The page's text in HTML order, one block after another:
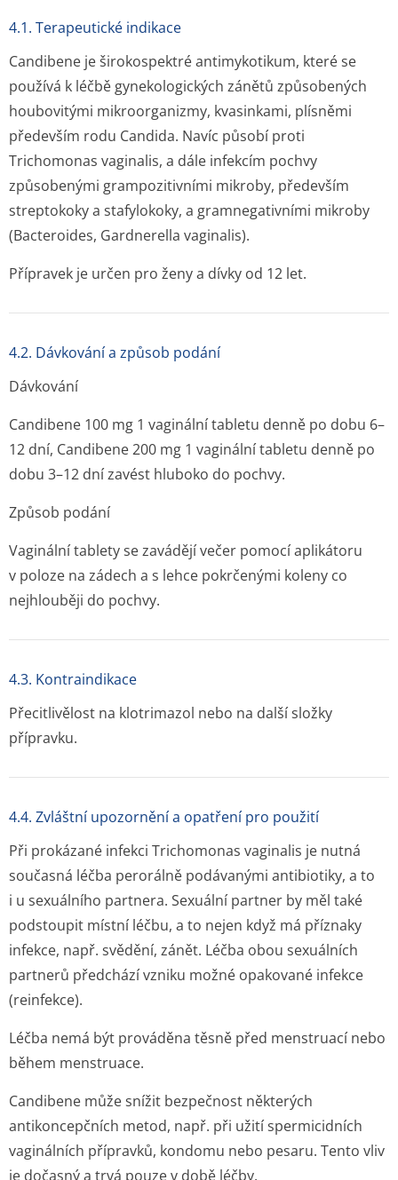
4.1. Terapeutické indikace
Candibene je širokospektré antimykotikum, které se
používá k léčbě gynekologických zánětů způsobených
houbovitými mikroorganizmy, kvasinkami, plísněmi
především rodu Candida. Navíc působí proti
Trichomonas vaginalis, a dále infekcím pochvy
způsobenými grampozitivními mikroby, především
streptokoky a stafylokoky, a gramnegativními mikroby
(Bacteroides, Gardnerella vaginalis).
Přípravek je určen pro ženy a dívky od 12 let.
4.2. Dávkování a způsob podání
Dávkování
Candibene 100 mg 1 vaginální tabletu denně po dobu 6–
12 dní, Candibene 200 mg 1 vaginální tabletu denně po
dobu 3–12 dní zavést hluboko do pochvy.
Způsob podání
Vaginální tablety se zavádějí večer pomocí aplikátoru
v poloze na zádech a s lehce pokrčenými koleny co
nejhlouběji do pochvy.
4.3. Kontraindikace
Přecitlivělost na klotrimazol nebo na další složky
přípravku.
4.4. Zvláštní upozornění a opatření pro použití
Při prokázané infekci Trichomonas vaginalis je nutná
současná léčba perorálně podávanými antibiotiky, a to
i u sexuálního partnera. Sexuální partner by měl také
podstoupit místní léčbu, a to nejen když má příznaky
infekce, např. svědění, zánět. Léčba obou sexuálních
partnerů předchází vzniku možné opakované infekce
(reinfekce).
Léčba nemá být prováděna těsně před menstruací nebo
během menstruace.
Candibene může snížit bezpečnost některých
antikoncepčních metod, např. při užití spermicidních
vaginálních přípravků, kondomu nebo pesaru. Tento vliv
je dočasný a trvá pouze v době léčby.